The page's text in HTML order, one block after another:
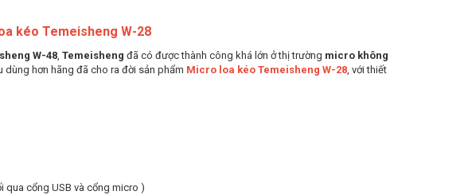
kéo Temeisheng W-28
W-48, Temeisheng đã có được thành công khá lớn ở thị trường micro không
hơn hãng đã cho ra đời sản phẩm Micro loa kéo Temeisheng W-28, với thiết
qua cổng USB và cổng micro )